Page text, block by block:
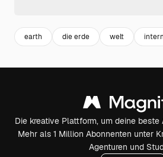
earth die erde welt
Die kreative Plattform, um deine
Mehr als 1 Million Abonnenten unter
Agenturen und